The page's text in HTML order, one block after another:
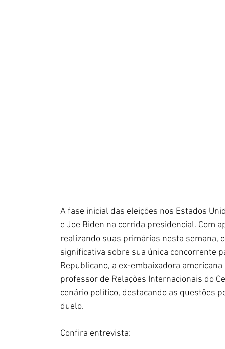
A fase inicial das eleições nos Estados
e Joe Biden na corrida presidencial. Com
realizando suas primárias nesta semana,
significativa sobre sua única concorrente
Republicano, a ex-embaixadora
professor de Relações Internacionais do
cenário político, destacando as questões
duelo.
Confira entrevista: